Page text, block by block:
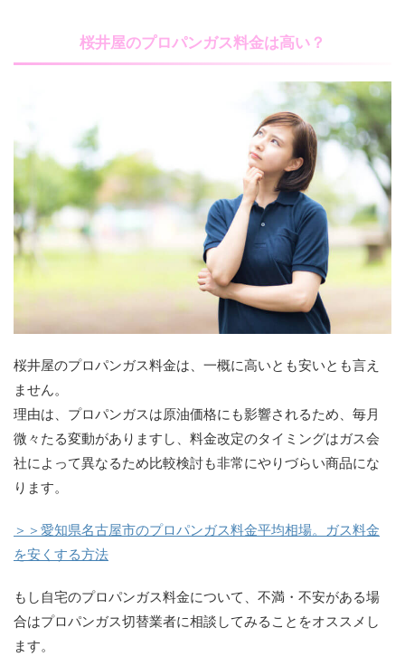
桜井屋のプロパンガス料金は高い？
桜井屋のプロパンガス料金は、一概に高いとも安いとも言え
ません。
理由は、プロパンガスは原油価格にも影響されるため、毎月
微々たる変動がありますし、料金改定のタイミングはガス会
社によって異なるため比較検討も非常にやりづらい商品にな
ります。
＞＞愛知県名古屋市のプロパンガス料金平均相場。ガス料金
を安くする方法
もし自宅のプロパンガス料金について、不満・不安がある場
合はプロパンガス切替業者に相談してみることをオススメし
ます。